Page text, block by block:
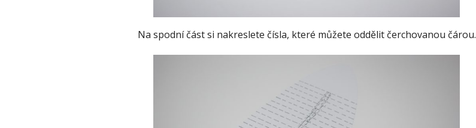
Na spodní část si nakreslete čísla, které můžete oddělit čerchovanou čárou.